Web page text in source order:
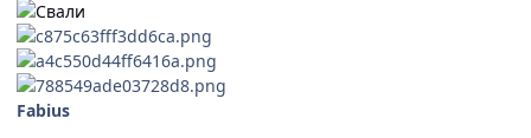
Fabius